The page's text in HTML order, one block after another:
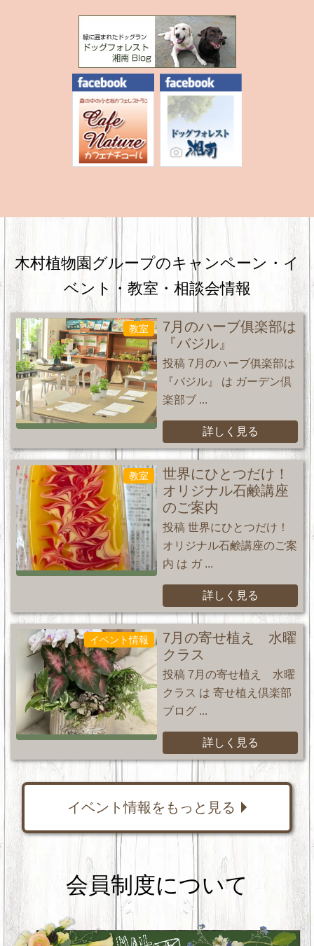
木村植物園グループのキャンペーン・ イ
ベント・教室・相談会情報
教室
7月のハーブ俱楽部は
『バジル』
投稿 7月のハーブ俱楽部は
『バジル』 は ガーデン倶
楽部ブ ...
詳しく見る
教室
世界にひとつだけ！
オリジナル石鹸講座
のご案内
投稿 世界にひとつだけ！
オリジナル石鹸講座のご案
内 は ガ ...
詳しく見る
イベント情報
7月の寄せ植え 水曜
クラス
投稿 7月の寄せ植え 水曜
クラス は 寄せ植え倶楽部
ブログ ...
詳しく見る
イベント情報をもっと見る
会員制度について